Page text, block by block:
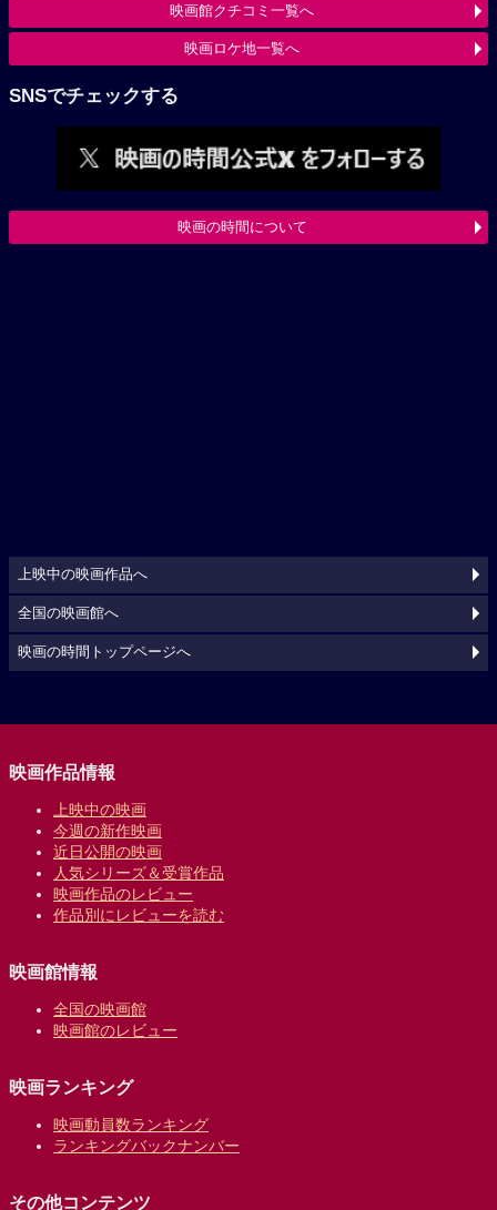
映画館クチコミ一覧へ
映画ロケ地一覧へ
SNSでチェックする
映画の時間について
上映中の映画作品へ
全国の映画館へ
映画の時間トップページへ
映画作品情報
上映中の映画
今週の新作映画
近日公開の映画
人気シリーズ＆受賞作品
映画作品のレビュー
作品別にレビューを読む
映画館情報
全国の映画館
映画館のレビュー
映画ランキング
映画動員数ランキング
ランキングバックナンバー
その他コンテンツ